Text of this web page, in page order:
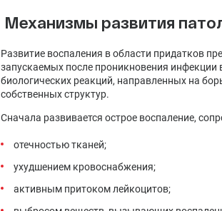
Механизмы развития
Развитие воспаления в области придатков
запускаемых после проникновения
биологических реакций, направленных на
собственных структур.
Сначала развивается острое воспаление,
отечностью тканей;
ухудшением кровоснабжения;
активным притоком лейкоцитов;